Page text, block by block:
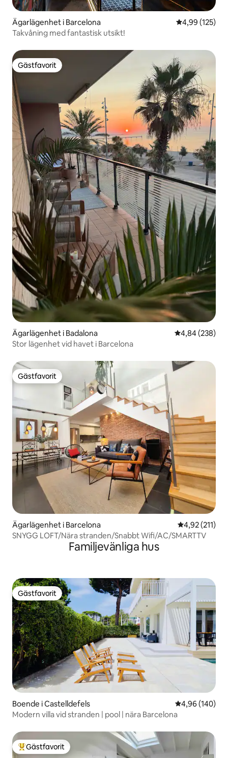
Ägarlägenhet i Barcelona 4,99 av 5 i
4,99 (125)
Takvåning med fantastisk utsikt!
Gästfavorit
Gästfavorit
Ägarlägenhet i Badalona 4,84 av 5 i
4,84 (238)
Stor lägenhet vid havet i Barcelona
Gästfavorit
Gästfavorit
Ägarlägenhet i Barcelona 4,92 av 5 i
4,92 (211)
SNYGG LOFT/Nära stranden/Snabbt Wifi/AC/SMARTTV
Familjevänliga hus
Gästfavorit
Gästfavorit
Boende i Castelldefels 4,96 av 5 i
4,96 (140)
Modern villa vid stranden | pool | nära Barcelona
Populär gästfavorit
Gästfavorit